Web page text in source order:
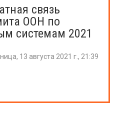
связь
ООН по
системам 2021
13 августа 2021 г., 21:39